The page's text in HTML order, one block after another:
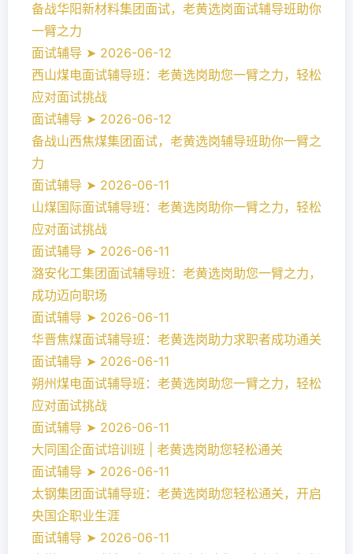
备战华阳新材料集团面试，老黄选岗面试辅导班助你
一臂之力
面试辅导 ➤ 2026-06-12
西山煤电面试辅导班：老黄选岗助您一臂之力，轻松
应对面试挑战
面试辅导 ➤ 2026-06-12
备战山西焦煤集团面试，老黄选岗辅导班助你一臂之
力
面试辅导 ➤ 2026-06-11
山煤国际面试辅导班：老黄选岗助你一臂之力，轻松
应对面试挑战
面试辅导 ➤ 2026-06-11
潞安化工集团面试辅导班：老黄选岗助您一臂之力，
成功迈向职场
面试辅导 ➤ 2026-06-11
华晋焦煤面试辅导班：老黄选岗助力求职者成功通关
面试辅导 ➤ 2026-06-11
朔州煤电面试辅导班：老黄选岗助您一臂之力，轻松
应对面试挑战
面试辅导 ➤ 2026-06-11
大同国企面试培训班 | 老黄选岗助您轻松通关
面试辅导 ➤ 2026-06-11
太钢集团面试辅导班：老黄选岗助您轻松通关，开启
央国企职业生涯
面试辅导 ➤ 2026-06-11